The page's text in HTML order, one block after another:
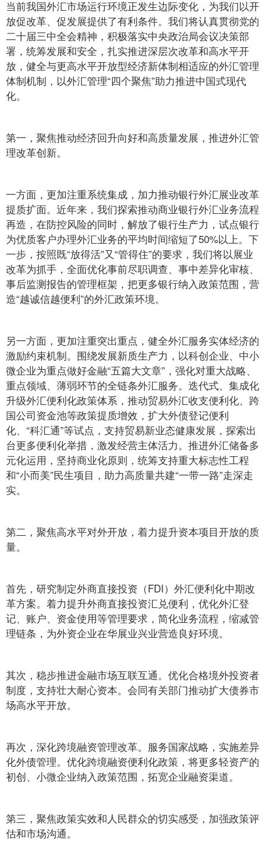
当前我国外汇市场运行环境正发生边际变化，为我们以开
放促改革、促发展提供了有利条件。我们将认真贯彻党的
二十届三中全会精神，积极落实中央政治局会议决策部
署，统筹发展和安全，扎实推进深层次改革和高水平开
放，健全与更高水平开放型经济新体制相适应的外汇管理
体制机制，以外汇管理“四个聚焦”助力推进中国式现代
化。
第一，聚焦推动经济回升向好和高质量发展，推进外汇管
理改革创新。
一方面，更加注重系统集成，加力推动银行外汇展业改革
提质扩面。近年来，我们探索推动商业银行外汇业务流程
再造，在防控风险的同时，解放了银行生产力，试点银行
为优质客户办理外汇业务的平均时间缩短了50%以上。下
一步，按照既“放得活”又“管得住”的要求，我们将以展业
改革为抓手，全面优化事前尽职调查、事中差异化审核、
事后监测报告的管理框架，把更多银行纳入政策范围，营
造“越诚信越便利”的外汇政策环境。
另一方面，更加注重突出重点，健全外汇服务实体经济的
激励约束机制。围绕发展新质生产力，以科创企业、中小
微企业为重点做好金融“五篇大文章”，强化对重大战略、
重点领域、薄弱环节的全链条外汇服务。迭代式、集成化
升级外汇便利化政策体系，推动贸易外汇收支便利化、跨
国公司资金池等政策提质增效，扩大外债登记便利
化、“科汇通”等试点，支持贸易新业态健康发展，探索出
台更多便利化举措，激发经营主体活力。推进外汇储备多
元化运用，坚持商业化原则，统筹支持重大标志性工程
和“小而美”民生项目，助力高质量共建“一带一路”走深走
实。
第二，聚焦高水平对外开放，着力提升资本项目开放的质
量。
首先，研究制定外商直接投资（FDI）外汇便利化中期改
革方案。着力提升外商直接投资汇兑便利，优化外汇登
记、账户、资金使用等管理要求，简化业务流程，缩减管
理链条，为外资企业在华展业兴业营造良好环境。
其次，稳步推进金融市场互联互通。优化合格境外投资者
制度，支持壮大耐心资本。会同有关部门推动扩大债券市
场高水平开放。
再次，深化跨境融资管理改革。服务国家战略，实施差异
化外债管理。优化跨境融资便利化政策，将更多轻资产的
初创、小微企业纳入政策范围，拓宽企业融资渠道。
第三，聚焦政策实效和人民群众的切实感受，加强政策评
估和市场沟通。